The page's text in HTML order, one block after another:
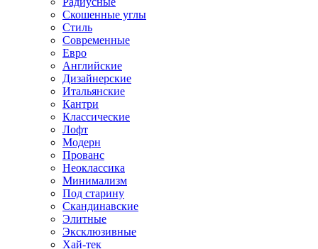
Скошенные углы
Стиль
Современные
Евро
Английские
Дизайнерские
Итальянские
Кантри
Классические
Лофт
Модерн
Прованс
Неоклассика
Минимализм
Под старину
Скандинавские
Элитные
Эксклюзивные
Хай-тек